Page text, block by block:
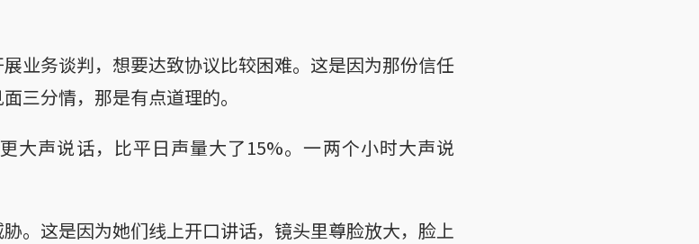
业务谈判，想要达致协议比较困难。这是因为那份信任
三分情，那是有点道理的。
大声说话，比平日声量大了15%。一两个小时大声说
。这是因为她们线上开口讲话，镜头里尊脸放大，脸上